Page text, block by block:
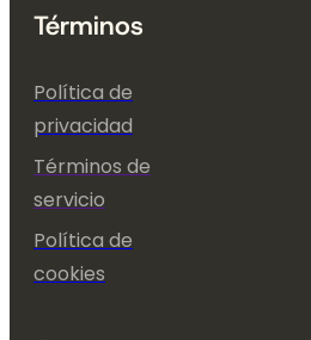
Términos
Política de
privacidad
Términos de
servicio
Política de
cookies